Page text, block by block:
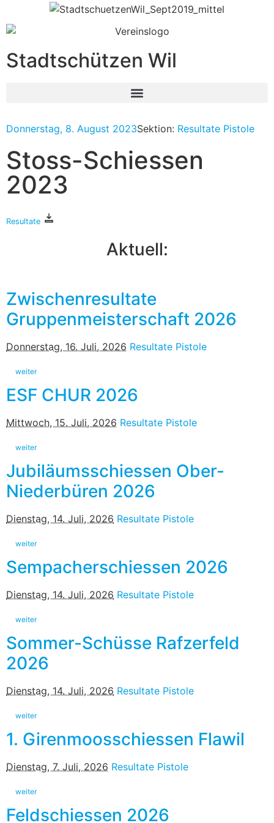
Stadtschützen Wil
Donnerstag, 8. August 2023Sektion: Resultate Pistole
Stoss-Schiessen
2023
Resultate
Aktuell:
Zwischenresultate
Gruppenmeisterschaft 2026
Donnerstag, 16. Juli, 2026 Resultate Pistole
weiter
ESF CHUR 2026
Mittwoch, 15. Juli, 2026 Resultate Pistole
weiter
Jubiläumsschiessen Ober-
Niederbüren 2026
Dienstag, 14. Juli, 2026 Resultate Pistole
weiter
Sempacherschiessen 2026
Dienstag, 14. Juli, 2026 Resultate Pistole
weiter
Sommer-Schüsse Rafzerfeld
2026
Dienstag, 14. Juli, 2026 Resultate Pistole
weiter
1. Girenmoosschiessen Flawil
Dienstag, 7. Juli, 2026 Resultate Pistole
weiter
Feldschiessen 2026